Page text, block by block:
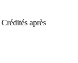
Crédités après